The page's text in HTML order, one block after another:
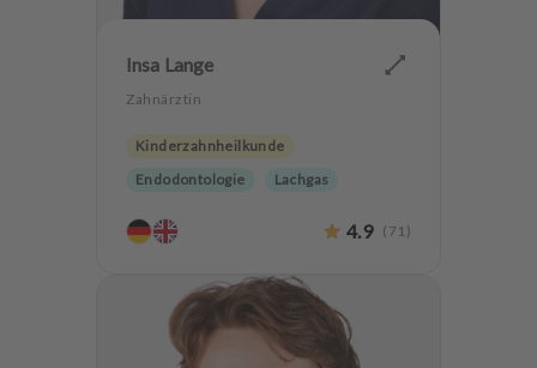
Insa Lange
Zahnärztin
Kinderzahnheilkunde
Endodontologie
Lachgas
4.9 ( 71 )